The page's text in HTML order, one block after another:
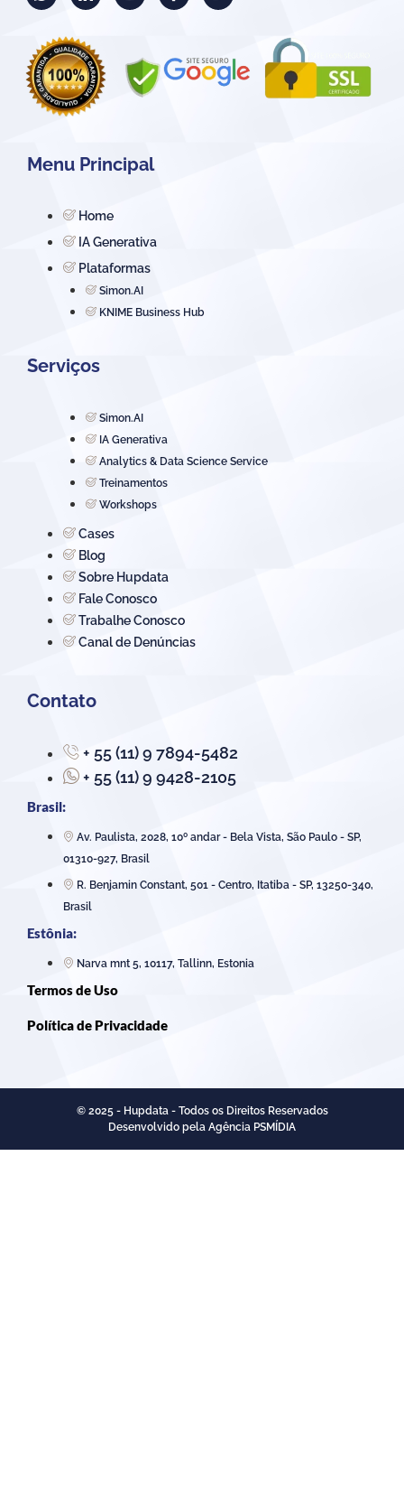
Menu Principal
Home
IA Generativa
Plataformas
Simon.AI
KNIME Business Hub
Serviços
Simon.AI
IA Generativa
Analytics & Data Science Service
Treinamentos
Workshops
Cases
Blog
Sobre Hupdata
Fale Conosco
Trabalhe Conosco
Canal de Denúncias
Contato
+ 55 (11) 9 7894-5482
+ 55 (11) 9 9428-2105
Brasil:
Av. Paulista, 2028, 10º andar - Bela Vista, São Paulo - SP,
01310-927, Brasil
R. Benjamin Constant, 501 - Centro, Itatiba - SP, 13250-340,
Brasil
Estônia:
Narva mnt 5, 10117, Tallinn, Estonia
Termos de Uso
Política de Privacidade
© 2025 - Hupdata - Todos os Direitos Reservados
Desenvolvido pela Agência PSMÍDIA